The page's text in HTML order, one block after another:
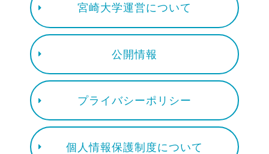
宮崎大学運営について
公開情報
プライバシーポリシー
個人情報保護制度について